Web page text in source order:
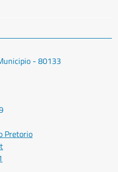
- 80133
Pretorio